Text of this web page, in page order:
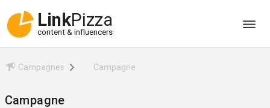
LinkPizza
content & influencers
Campagnes Campagne
Campagne